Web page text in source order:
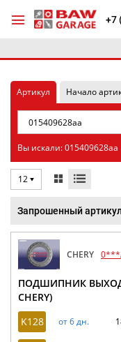
+7
Артикул Начало
Вы искали: 015409628aa
12
Запрошенный
CHERY
ПОДШИПНИК
CHERY)
K128
от 6 дн.